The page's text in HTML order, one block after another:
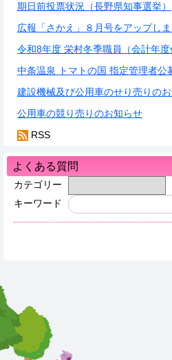
期日前投票状況（長野県知事選挙）
広報「さかえ」８月号をアップしま
令和8年度 栄村冬季職員（会計年
中条温泉 トマトの国 指定管理者公
建設機械及び公用車のせり売りの
公用車の競り売りのお知らせ
RSS
よくある質問
カテゴリー
キーワード